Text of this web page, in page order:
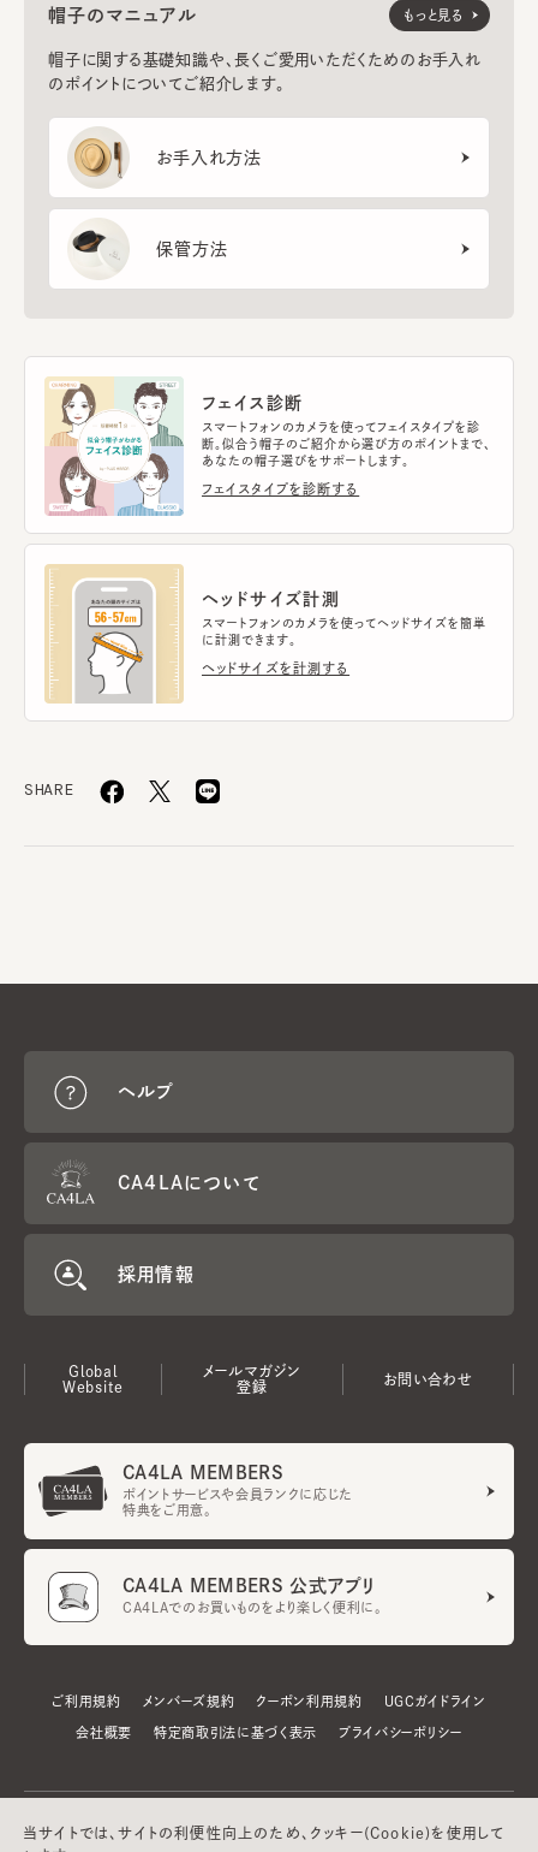
帽子のマニュアル
帽子に関する基礎知識や、長くご愛用いただくためのお手入れ
のポイントについてご紹介します。
お手入れ方法
保管方法
もっと見る
フェイス診断
スマートフォンのカメラを使ってフェイスタイプを診
断。似合う帽子のご紹介から選び方のポイントまで、
あなたの帽子選びをサポートします。
フェイスタイプを診断する
ヘッドサイズ計測
スマートフォンのカメラを使ってヘッドサイズを簡単
に計測できます。
ヘッドサイズを計測する
SHARE
ヘルプ
CA4LAについて
採用情報
Global
Website
メールマガジン
登録
お問い合わせ
CA4LA MEMBERS
ポイントサービスや会員ランクに応じた
特典をご用意。
CA4LA MEMBERS 公式アプリ
CA4LAでのお買いものをより楽しく便利に。
ご利用規約 メンバーズ規約 クーポン利用規約 UGCガイドライン
会社概要 特定商取引法に基づく表示 プライバシーポリシー
当サイトでは、サイトの利便性向上のため、クッキー(Cookie)を使用して